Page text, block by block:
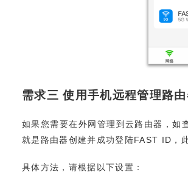
需求三 使用手机远程管理路
如果您需要在外网管理到云路由器，如
就是路由器创建并成功登陆FAST ID ，
具体方法，请根据以下设置：